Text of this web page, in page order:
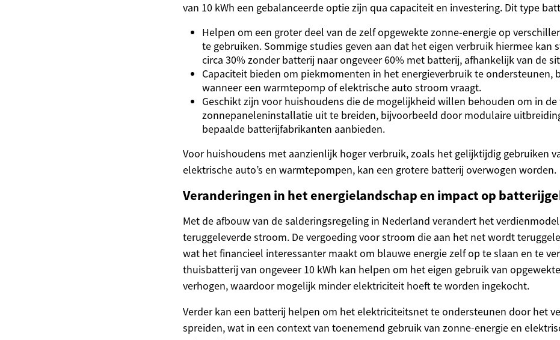
van 10 kWh een gebalanceerde optie zijn qua capaciteit en investering. Dit type
Helpen om een groter deel van de zelf opgewekte zonne-energie op
te gebruiken. Sommige studies geven aan dat het eigen verbruik hiermee kan
circa 30% zonder batterij naar ongeveer 60% met batterij, afhankelijk van de
Capaciteit bieden om piekmomenten in het energieverbruik te ondersteunen,
wanneer een warmtepomp of elektrische auto stroom vraagt.
Geschikt zijn voor huishoudens die de mogelijkheid willen behouden om in
zonnepaneleninstallatie uit te breiden, bijvoorbeeld door modulaire
bepaalde batterijfabrikanten aanbieden.
Voor huishoudens met aanzienlijk hoger verbruik, zoals het gelijktijdig gebruiken
elektrische auto’s en warmtepompen, kan een grotere batterij overwogen worden.
Veranderingen in het energielandschap en impact op
Met de afbouw van de salderingsregeling in Nederland verandert het
teruggeleverde stroom. De vergoeding voor stroom die aan het net wordt
wat het financieel interessanter maakt om blauwe energie zelf op te slaan en te
thuisbatterij van ongeveer 10 kWh kan helpen om het eigen gebruik van
verhogen, waardoor mogelijk minder elektriciteit hoeft te worden ingekocht.
Verder kan een batterij helpen om het elektriciteitsnet te ondersteunen door het
spreiden, wat in een context van toenemend gebruik van zonne-energie en